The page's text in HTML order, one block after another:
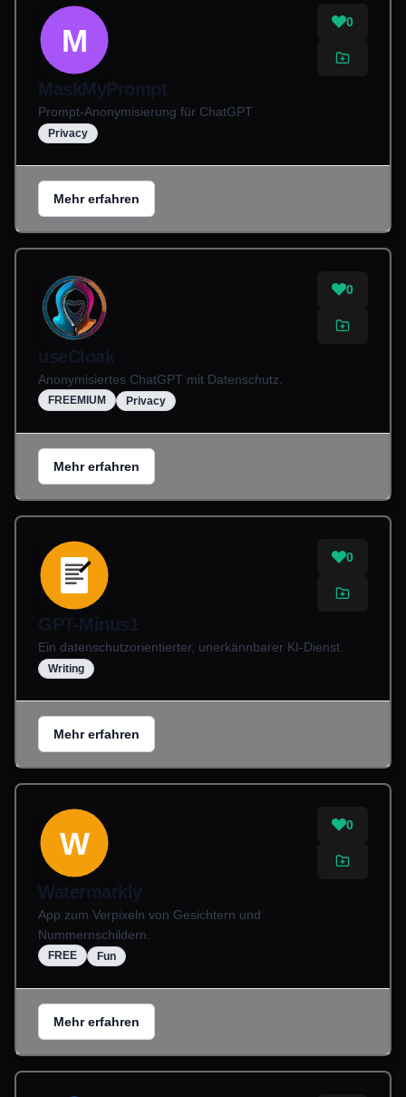
M
0
MaskMyPrompt
Prompt-Anonymisierung für ChatGPT
Privacy
Mehr erfahren
0
useCloak
Anonymisiertes ChatGPT mit Datenschutz.
FREEMIUM Privacy
Mehr erfahren
0
GPT-Minus1
Ein datenschutzorientierter, unerkännbarer KI-Dienst.
Writing
Mehr erfahren
W
0
Watermarkly
App zum Verpixeln von Gesichtern und
Nummernschildern.
FREE Fun
Mehr erfahren